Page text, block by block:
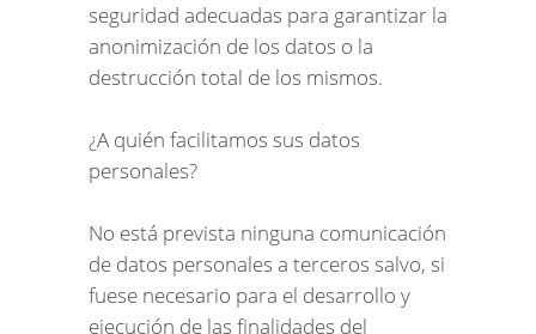
seguridad adecuadas para garantizar la
anonimización de los datos o la
destrucción total de los mismos.
¿A quién facilitamos sus datos
personales?
No está prevista ninguna comunicación
de datos personales a terceros salvo, si
fuese necesario para el desarrollo y
ejecución de las finalidades del